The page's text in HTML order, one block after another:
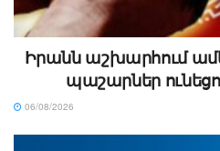
Իրանն աշխարհում
պաշարներ
06/08/2026